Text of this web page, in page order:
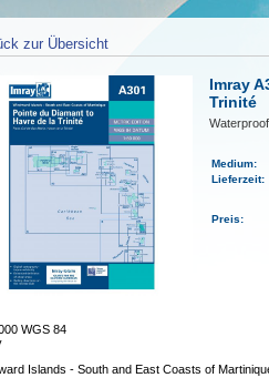
zur Übersicht
Imray
Trinité
Medium:
Lieferzeit:
Preis:
WGS 84
Islands - South and East Coasts of